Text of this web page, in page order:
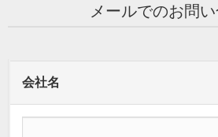
メールでのお問
会社名